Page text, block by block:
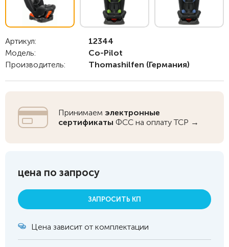
Артикул:
12344
Модель:
Co-Pilot
Производитель:
Thomashilfen (Германия)
Принимаем электронные
сертификаты ФСС на оплату ТСР →
цена по запросу
ЗАПРОСИТЬ КП
Цена зависит от комплектации